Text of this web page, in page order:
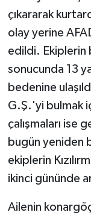
çıkararak
olay yerine
edildi. Ekiplerin
sonucunda 13
bedenine
G.Ş.'yi bulmak
çalışmaları ise
bugün yeniden
ekiplerin
ikinci gününde
Ailenin